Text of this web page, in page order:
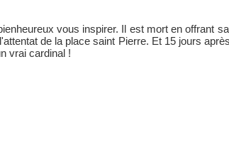
vous inspirer. Il est mort en offrant
de la place saint Pierre. Et 15 jours
vrai cardinal !